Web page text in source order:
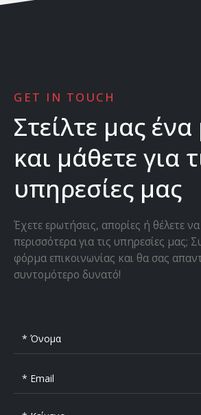
GET IN TOUCH
Στείλτε μας
και μάθετε για
υπηρεσίες μας
Έχετε ερωτήσεις, απορίες ή θέλετε
περισσότερα για τις υπηρεσίες μας;
φόρμα επικοινωνίας και θα σας
συντομότερο δυνατό!